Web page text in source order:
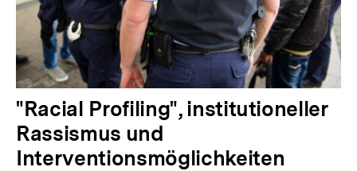
"Racial Profiling", institutioneller
Rassismus und
Interventionsmöglichkeiten